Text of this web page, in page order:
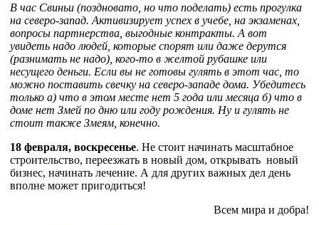
В час Свиньи (поздновато, но что поделать) есть прогулка
на северо-запад. Активизирует успех в учебе, на экзаменах,
вопросы партнерства, выгодные контракты. А вот
увидеть надо людей, которые спорят или даже дерутся
(разнимать не надо), кого-то в желтой рубашке или
несущего деньги. Если вы не готовы гулять в этот час, то
можно поставить свечку на северо-западе дома. Убедитесь
только а) что в этом месте нет 5 года или месяца б) что в
доме нет Змей по дню или году рождения. Ну и гулять не
стоит также Змеям, конечно.
18 февраля, воскресенье. Не стоит начинать масштабное
строительство, переезжать в новый дом, открывать новый
бизнес, начинать лечение. А для других важных дел день
вполне может пригодиться!
Всем мира и добра!